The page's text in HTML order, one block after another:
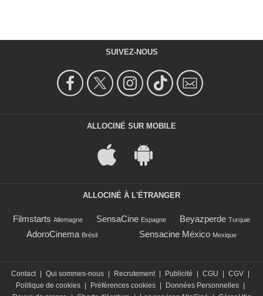
SUIVEZ-NOUS
ALLOCINÉ SUR MOBILE
ALLOCINÉ À L'ÉTRANGER
Filmstarts Allemagne SensaCine Espagne Beyazperde Turquie
AdoroCinema Brésil Sensacine México Mexique
Contact | Qui sommes-nous | Recrutement | Publicité | CGU | CGV |
Politique de cookies | Préférences cookies | Données Personnelles |